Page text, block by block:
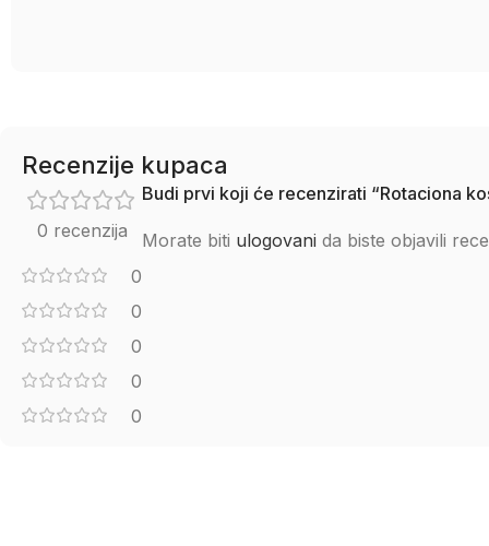
Recenzije kupaca
0 recenzija
0
0
0
0
0
Budi prvi koji će recenzirati “Rotaciona
Morate biti ulogovani da biste objavili